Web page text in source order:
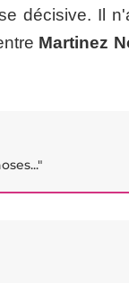
décisive. Il
Martinez